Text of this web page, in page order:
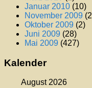
Januar 2010 (10)
November 2009
Oktober 2009 (2)
Juni 2009 (28)
Mai 2009 (427)
Kalender
August 2026